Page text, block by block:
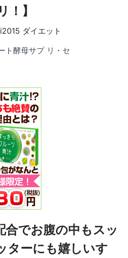
！】
ダイエット
ト酵母サプ リ・セ
合でお腹の中もスッ
ターにも嬉しいす